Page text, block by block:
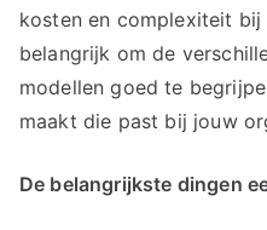
kosten en complexiteit bij
belangrijk om de
modellen goed te
maakt die past bij jouw
De belangrijkste dingen